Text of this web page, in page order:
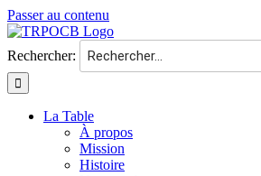
Passer au contenu
Rechercher:
La Table
À propos
Mission
Histoire